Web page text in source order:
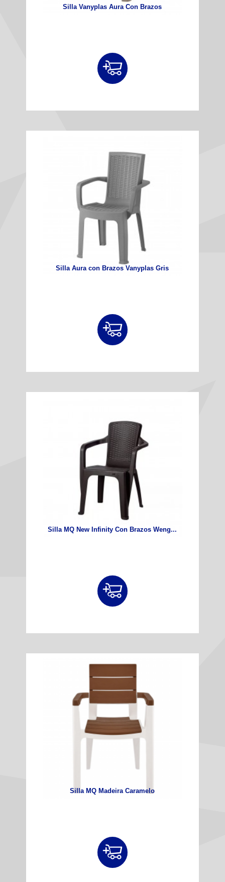
Silla Vanyplas Aura Con Brazos
Silla Aura con Brazos Vanyplas Gris
Silla MQ New Infinity Con Brazos Weng...
Silla MQ Madeira Caramelo